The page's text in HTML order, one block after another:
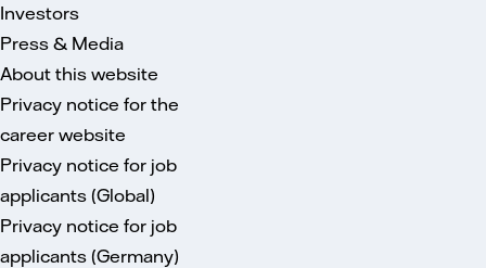
Investors
Press & Media
About this website
Privacy notice for the
career website
Privacy notice for job
applicants (Global)
Privacy notice for job
applicants (Germany)